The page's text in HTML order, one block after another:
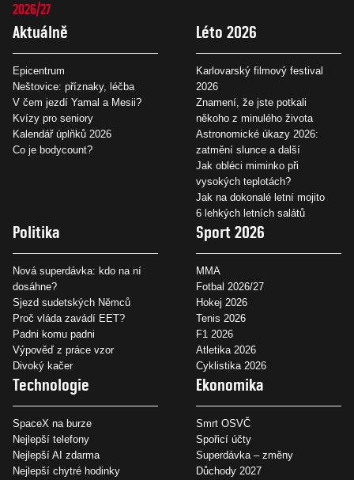
2026/27
Aktuálně
Epicentrum
Neštovice: příznaky, léčba
V čem jezdí Yamal a Mesii?
Kvízy pro seniory
Kalendář úplňků 2026
Co je bodycount?
Léto 2026
Karlovarský filmový festival
2026
Znamení, že jste potkali
někoho z minulého života
Astronomické úkazy 2026:
zatmění slunce a další
Jak obléci miminko při
vysokých teplotách?
Jak na dokonalé letní mojito
6 lehkých letních salátů
Politika
Nová superdávka: kdo na ní
dosáhne?
Sjezd sudetských Němců
Proč vláda zavádí EET?
Padni komu padni
Výpověď z práce vzor
Divoký kačer
Sport 2026
MMA
Fotbal 2026/27
Hokej 2026
Tenis 2026
F1 2026
Atletika 2026
Cyklistika 2026
Technologie
SpaceX na burze
Nejlepší telefony
Nejlepší AI zdarma
Nejlepší chytré hodinky
Ekonomika
Smrt OSVČ
Spořicí účty
Superdávka – změny
Důchody 2027